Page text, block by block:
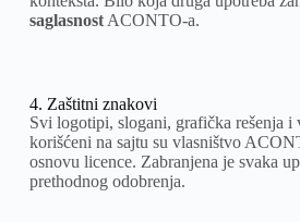
saglasnostACONTO-a.
4. Zaštitni znakovi
Svi logotipi, slogani, grafička rešenja i
korišćeni na sajtu su vlasništvo
osnovu licence. Zabranjena je svaka
prethodnog odobrenja.